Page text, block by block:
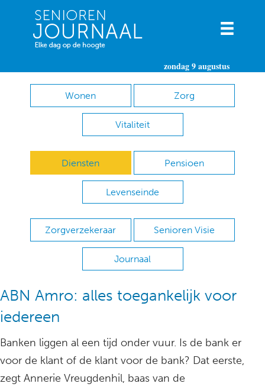
zondag 9 augustus
Wonen Zorg
Vitaliteit
Diensten Pensioen
Levenseinde
Zorgverzekeraar Senioren Visie
Journaal
ABN Amro: alles toegankelijk voor
iedereen
Banken liggen al een tijd onder vuur. Is de bank er
voor de klant of de klant voor de bank? Dat eerste,
zegt Annerie Vreugdenhil, baas van de